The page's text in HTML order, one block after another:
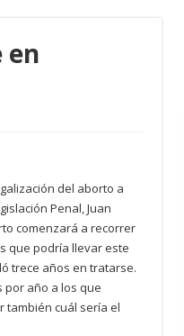
en
del aborto a
Penal, Juan
comenzará a recorrer
que podría llevar este
trece años en tratarse.
por año a los que
también cuál sería el